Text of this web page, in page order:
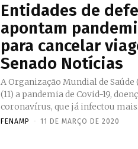
Entidades de
apontam
para cancelar
Senado Notícias
A Organização Mundial de
(11) a pandemia de Covid-19,
coronavírus, que já infectou
FENAMP - 11 DE MARÇO DE 2020